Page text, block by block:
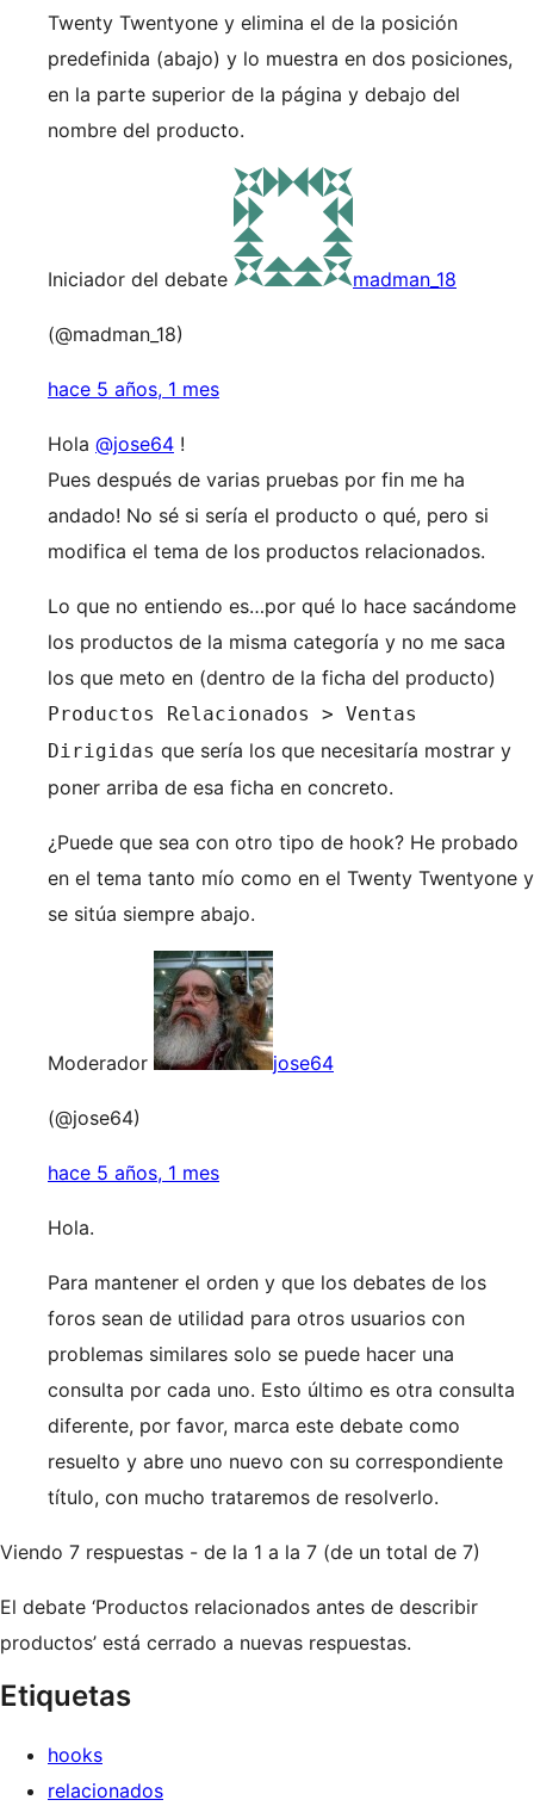
Twenty Twentyone y elimina el de la posición
predefinida (abajo) y lo muestra en dos posiciones,
en la parte superior de la página y debajo del
nombre del producto.
Iniciador del debate madman_18
(@madman_18)
hace 5 años, 1 mes
Hola @jose64 !
Pues después de varias pruebas por fin me ha
andado! No sé si sería el producto o qué, pero si
modifica el tema de los productos relacionados.
Lo que no entiendo es…por qué lo hace sacándome
los productos de la misma categoría y no me saca
los que meto en (dentro de la ficha del producto)
Productos Relacionados > Ventas
Dirigidas que sería los que necesitaría mostrar y
poner arriba de esa ficha en concreto.
¿Puede que sea con otro tipo de hook? He probado
en el tema tanto mío como en el Twenty Twentyone y
se sitúa siempre abajo.
Moderador jose64
(@jose64)
hace 5 años, 1 mes
Hola.
Para mantener el orden y que los debates de los
foros sean de utilidad para otros usuarios con
problemas similares solo se puede hacer una
consulta por cada uno. Esto último es otra consulta
diferente, por favor, marca este debate como
resuelto y abre uno nuevo con su correspondiente
título, con mucho trataremos de resolverlo.
Viendo 7 respuestas - de la 1 a la 7 (de un total de 7)
El debate ‘Productos relacionados antes de describir
productos’ está cerrado a nuevas respuestas.
Etiquetas
hooks
relacionados